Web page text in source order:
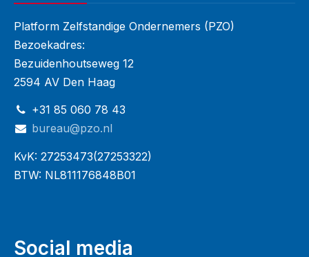
Platform Zelfstandige Ondernemers (PZO)
Bezoekadres:
Bezuidenhoutseweg 12
2594 AV Den Haag
+31 85 060 78 43
bureau@pzo.nl
KvK: 27253473(27253322)
BTW: NL811176848B01
Social media